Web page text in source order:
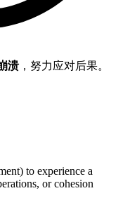
溃，努力应对后果。
to experience a
or cohesion